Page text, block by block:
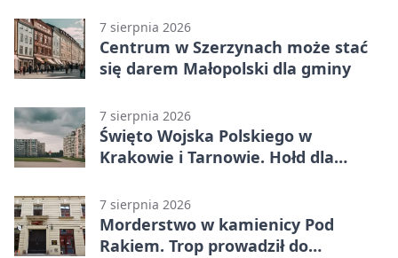
7 sierpnia 2026
Centrum w Szerzynach może stać
się darem Małopolski dla gminy
7 sierpnia 2026
Święto Wojska Polskiego w
Krakowie i Tarnowie. Hołd dla
7 sierpnia 2026
Morderstwo w kamienicy Pod
Rakiem. Trop prowadził do